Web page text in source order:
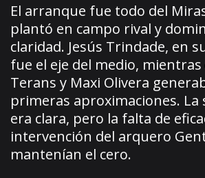
El arranque fue todo del
plantó en campo rival y
claridad. Jesús Trindade, en
fue el eje del medio, mientras
Terans y Maxi Olivera
primeras aproximaciones.
era clara, pero la falta de
intervención del arquero
mantenían el cero.